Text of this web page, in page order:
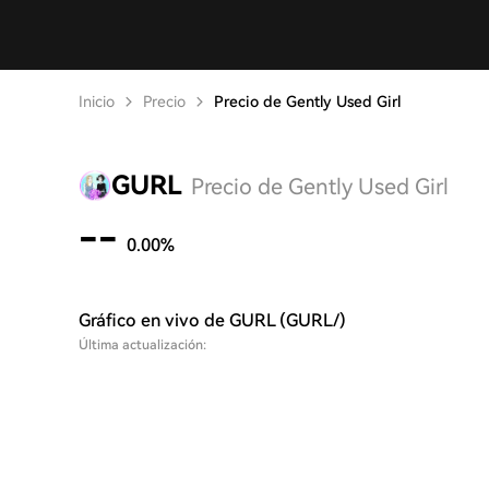
Inicio Precio Precio de Gently Used Girl
GURL Precio de Gently Used Girl
-- 0.00%
Gráfico en vivo de GURL (GURL/)
Última actualización: